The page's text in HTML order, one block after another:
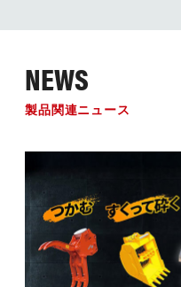
NEWS
製品関連ニュース